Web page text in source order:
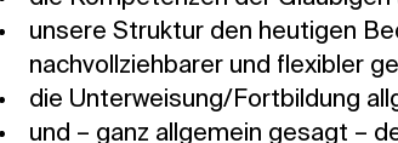
unsere Struktur den heutigen
nachvollziehbarer und flexibler
die Unterweisung/Fortbildung
und – ganz allgemein gesagt –